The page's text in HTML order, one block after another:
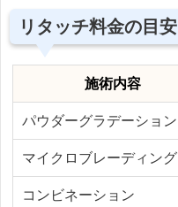
リタッチ料金の目安
施術内容
パウダーグラデーション
マイクロブレーディング
コンビネーション